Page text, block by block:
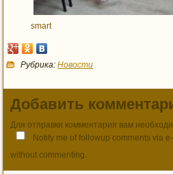
smart
Рубрика: Новости
Добавить
Для отправки комментария вам
Notify me of followup comments via
without commenting.